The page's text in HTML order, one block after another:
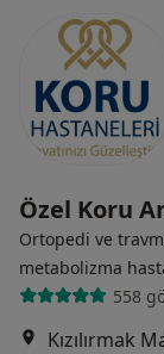
Özel Koru
Ortopedi ve
metabolizma
558